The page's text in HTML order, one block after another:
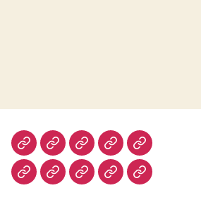
חנות בשר טבעוניסלטים
עוגיותעוף צמחונידגים